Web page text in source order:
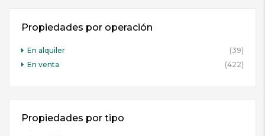
Propiedades por operación
En alquiler
(39)
En venta
(422)
Propiedades por tipo